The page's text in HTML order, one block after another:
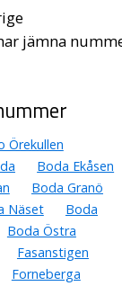
jämna
Örekullen
Boda Ekåsen
Boda Granö
Näset
Boda
Boda Östra
Fasanstigen
Forneberga